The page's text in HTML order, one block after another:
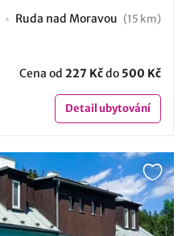
Ruda nad Moravou (15 km)
Cena od 227 Kčdo 500 Kč
Detailubytování